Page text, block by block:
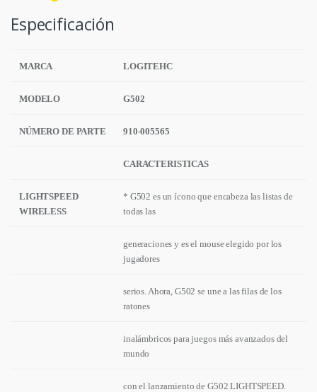
Especificación
MARCA LOGITEHC
MODELO G502
NÚMERO DE PARTE 910-005565
CARACTERISTICAS
LIGHTSPEED
WIRELESS
* G502 es un ícono que encabeza las listas de
todas las
generaciones y es el mouse elegido por los
jugadores
serios. Ahora, G502 se une a las filas de los
ratones
inalámbricos para juegos más avanzados del
mundo
con el lanzamiento de G502 LIGHTSPEED.